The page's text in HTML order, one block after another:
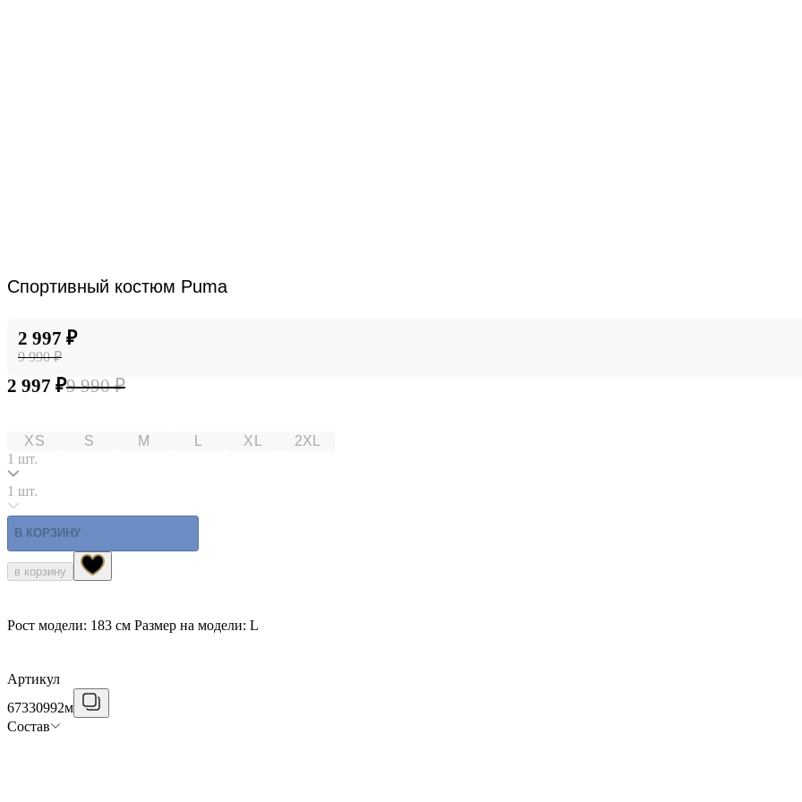
Спортивный костюм Puma
2 997 ₽
9 990 ₽
2 997 ₽9 990 ₽
XS S M XL
2XL
1 шт.
1 шт.
В КОРЗИНУ
в корзину
Рост модели: 183 см Размер на модели: L
Артикул
67330992м
Состав